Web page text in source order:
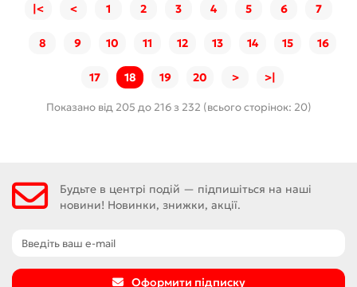
|< < 1 2 3 4 5 6 7
8 9 10 11 12 13 14 15 16
17 18 19 20 > >|
Показано від 205 до 216 з 232 (всього сторінок: 20)
Будьте в центрі подій — підпишіться на наші
новини! Новинки, знижки, акції.
Оформити підписку